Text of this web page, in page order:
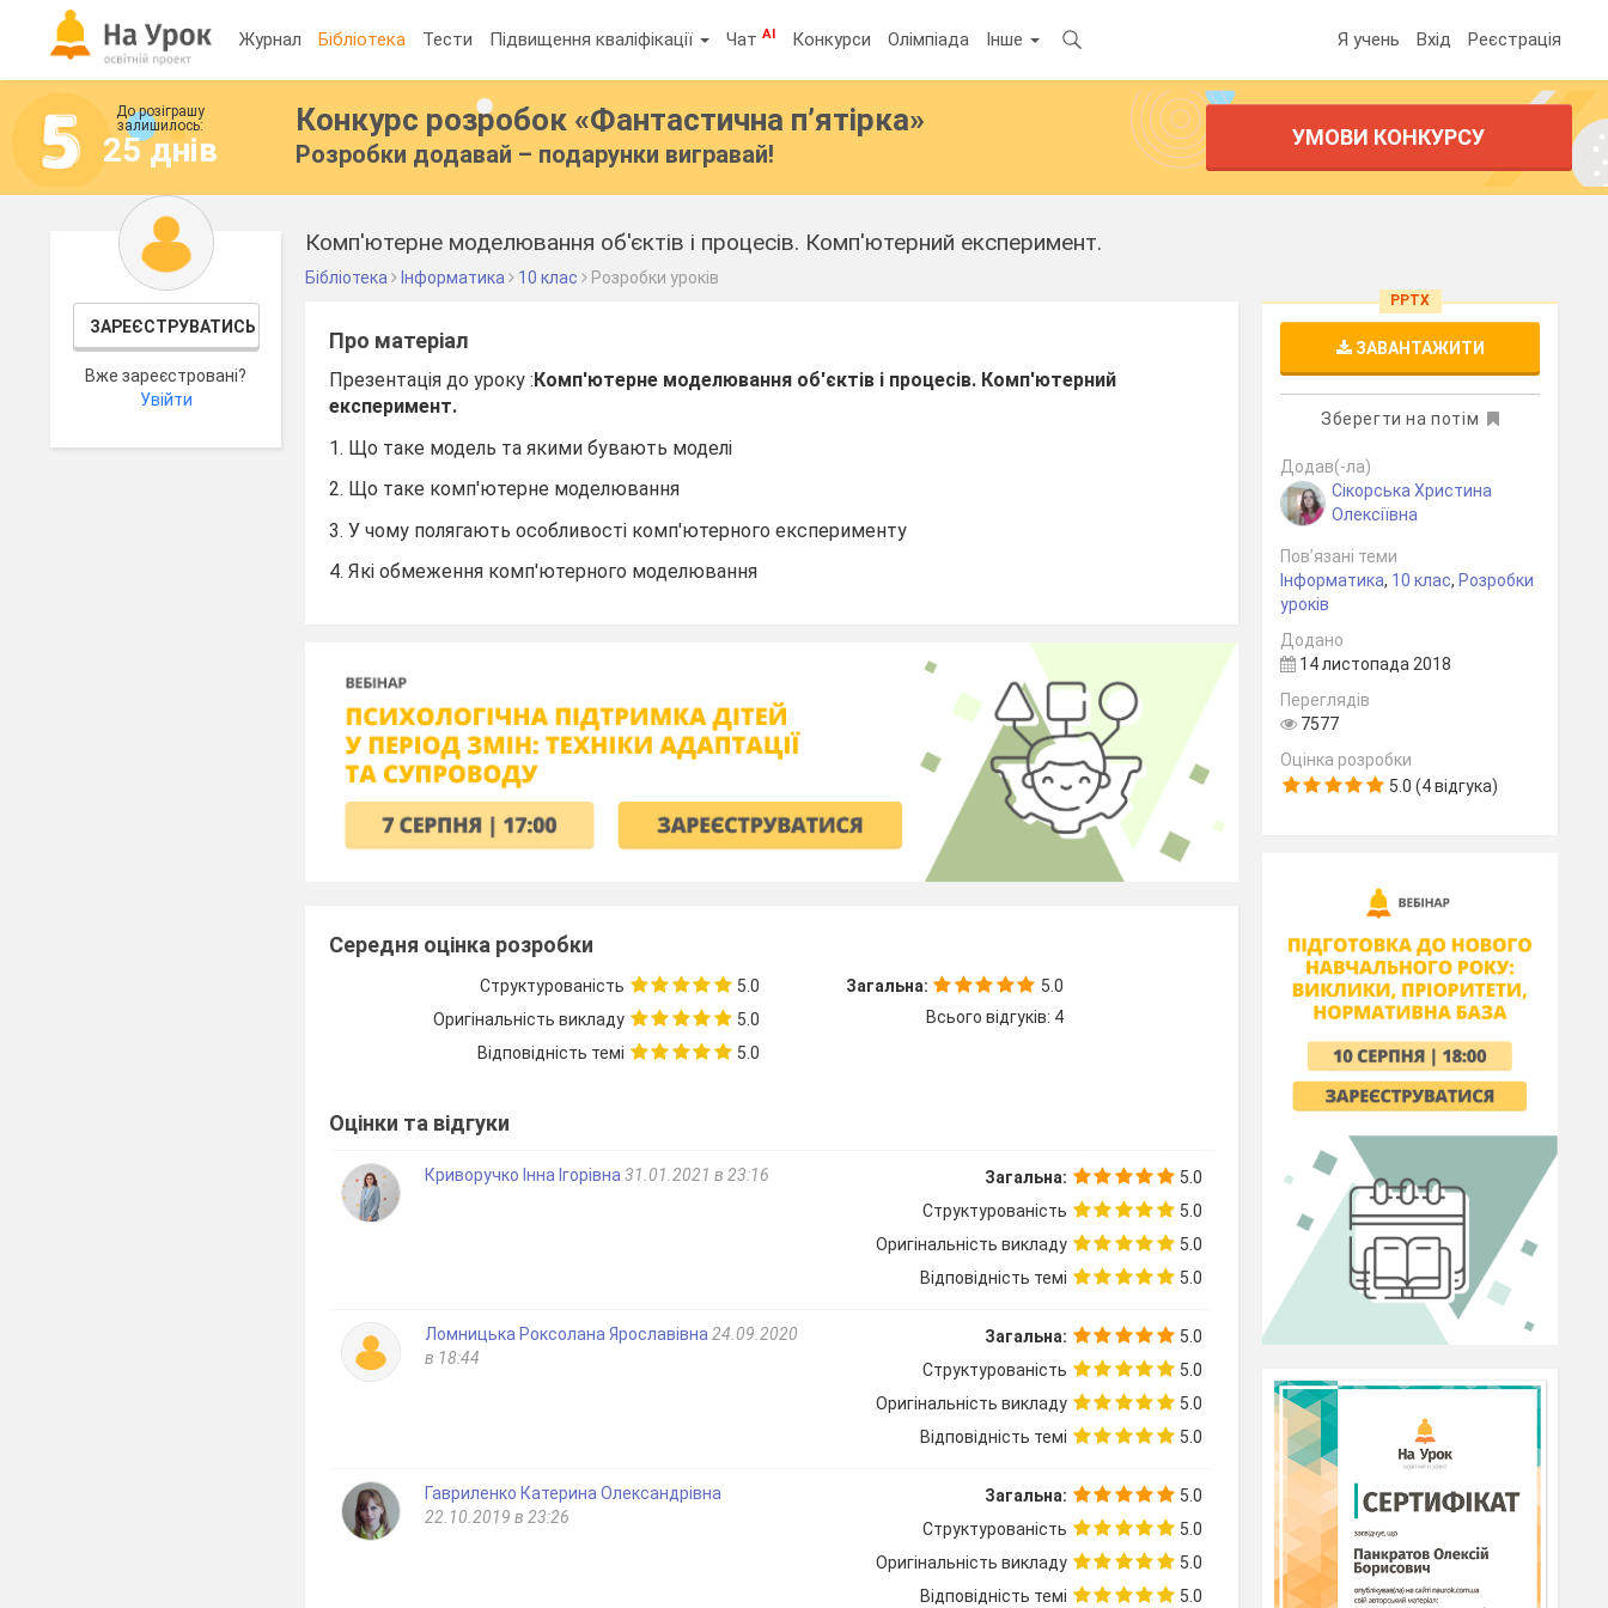
Журнал Бібліотека Тести Підвищення кваліфікації ЧатAI Конкурси Олімпіада Інше Я учень Вхід Реєстрація
До розіграшу
залишилось:
25 днів
Конкурс розробок «Фантастична п’ятірка»
Розробки додавай – подарунки вигравай!
УМОВИ КОНКУРСУ
ЗАРЕЄСТРУВАТИСЬ
Вже зареєстровані?
Увійти
Комп'ютерне моделювання об'єктів і процесів. Комп'ютерний експеримент.
Бібліотека Інформатика 10 клас Розробки уроків
Про матеріал
Презентація до уроку :Комп'ютерне моделювання об'єктів і процесів. Комп'ютерний
експеримент.
1. Що таке модель та якими бувають моделі
2. Що таке комп'ютерне моделювання
3. У чому полягають особливості комп'ютерного експерименту
4. Які обмеження комп'ютерного моделювання
Середня оцінка розробки
Структурованість
5.0
Оригінальність викладу
5.0
Відповідність темі
5.0
Загальна:
5.0
Всього відгуків: 4
Оцінки та відгуки
Криворучко Інна Ігорівна 31.01.2021 в 23:16 Загальна:
5.0
Структурованість
5.0
Оригінальність викладу
5.0
Відповідність темі
5.0
Ломницька Роксолана Ярославівна 24.09.2020
в 18:44
Загальна:
5.0
Структурованість
5.0
Оригінальність викладу
5.0
Відповідність темі
5.0
Гавриленко Катерина Олександрівна
22.10.2019 в 23:26
Загальна:
5.0
Структурованість
5.0
Оригінальність викладу
5.0
Відповідність темі
5.0
PPTX
ЗАВАНТАЖИТИ
Зберегти на потім
Додав(-ла)
Сікорська Христина
Олексіївна
Пов’язані теми
Інформатика, 10 клас, Розробки
уроків
Додано
14 листопада 2018
Переглядів
7577
Оцінка розробки
5.0 (4 відгука)